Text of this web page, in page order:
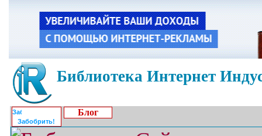
Библиотека Интернет
Забобрить!
Блог